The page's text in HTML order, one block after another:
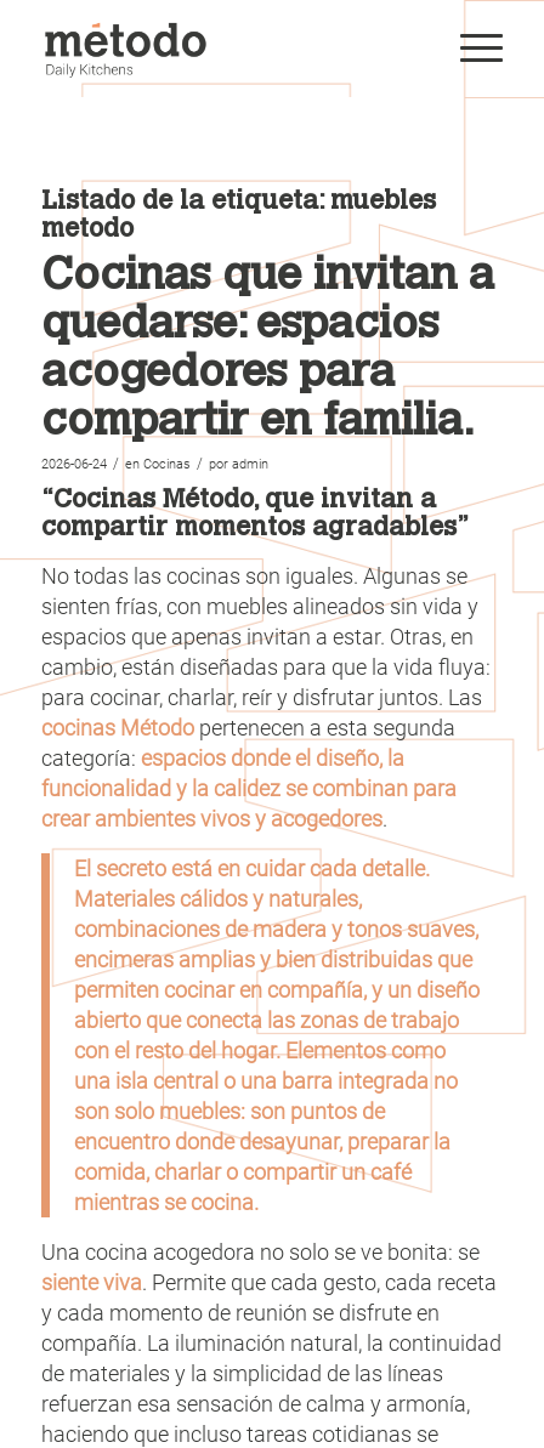
Listado de la etiqueta: muebles
metodo
Cocinas que invitan a
quedarse: espacios
acogedores para
compartir en familia.
2026-06-24 / en Cocinas / por admin
“Cocinas Método, que invitan a
compartir momentos agradables”
No todas las cocinas son iguales. Algunas se
sienten frías, con muebles alineados sin vida y
espacios que apenas invitan a estar. Otras, en
cambio, están diseñadas para que la vida fluya:
para cocinar, charlar, reír y disfrutar juntos. Las
cocinas Métodopertenecen a esta segunda
categoría: espacios donde el diseño, la
funcionalidad y la calidez se combinan para
crear ambientes vivos y acogedores.
El secreto está en cuidar cada detalle.
Materiales cálidos y naturales,
combinaciones de madera y tonos suaves,
encimeras amplias y bien distribuidas que
permiten cocinar en compañía, y un diseño
abierto que conecta las zonas de trabajo
con el resto del hogar. Elementos como
una isla central o una barra integrada no
son solo muebles: son puntos de
encuentro donde desayunar, preparar la
comida, charlar o compartir un café
mientras se cocina.
Una cocina acogedora no solo se ve bonita: se
siente viva. Permite que cada gesto, cada receta
y cada momento de reunión se disfrute en
compañía. La iluminación natural, la continuidad
de materiales y la simplicidad de las líneas
refuerzan esa sensación de calma y armonía,
haciendo que incluso tareas cotidianas se